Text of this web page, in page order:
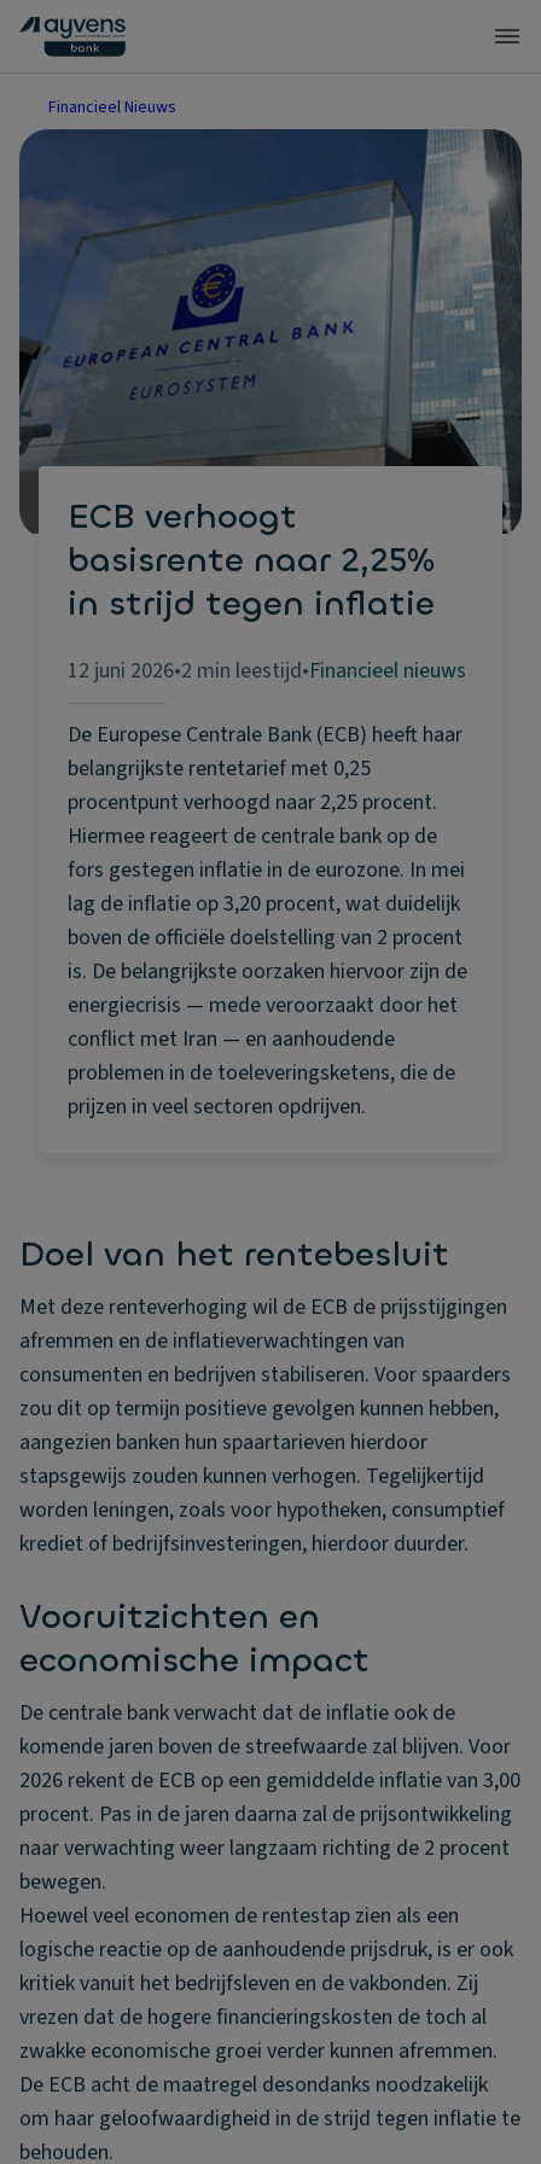
Financieel Nieuws
ECB verhoogt
basisrente naar 2,25%
in strijd tegen inflatie
12 juni 2026•2 min leestijd•Financieel nieuws
De Europese Centrale Bank (ECB) heeft haar
belangrijkste rentetarief met 0,25
procentpunt verhoogd naar 2,25 procent.
Hiermee reageert de centrale bank op de
fors gestegen inflatie in de eurozone. In mei
lag de inflatie op 3,20 procent, wat duidelijk
boven de officiële doelstelling van 2 procent
is. De belangrijkste oorzaken hiervoor zijn de
energiecrisis — mede veroorzaakt door het
conflict met Iran — en aanhoudende
problemen in de toeleveringsketens, die de
prijzen in veel sectoren opdrijven.
Doel van het rentebesluit
Met deze renteverhoging wil de ECB de prijsstijgingen
afremmen en de inflatieverwachtingen van
consumenten en bedrijven stabiliseren. Voor spaarders
zou dit op termijn positieve gevolgen kunnen hebben,
aangezien banken hun spaartarieven hierdoor
stapsgewijs zouden kunnen verhogen. Tegelijkertijd
worden leningen, zoals voor hypotheken, consumptief
krediet of bedrijfsinvesteringen, hierdoor duurder.
Vooruitzichten en
economische impact
De centrale bank verwacht dat de inflatie ook de
komende jaren boven de streefwaarde zal blijven. Voor
2026 rekent de ECB op een gemiddelde inflatie van 3,00
procent. Pas in de jaren daarna zal de prijsontwikkeling
naar verwachting weer langzaam richting de 2 procent
bewegen.
Hoewel veel economen de rentestap zien als een
logische reactie op de aanhoudende prijsdruk, is er ook
kritiek vanuit het bedrijfsleven en de vakbonden. Zij
vrezen dat de hogere financieringskosten de toch al
zwakke economische groei verder kunnen afremmen.
De ECB acht de maatregel desondanks noodzakelijk
om haar geloofwaardigheid in de strijd tegen inflatie te
behouden.